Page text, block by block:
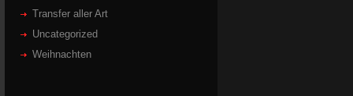
Transfer aller Art
Uncategorized
Weihnachten